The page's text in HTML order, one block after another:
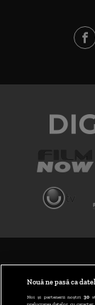
Nouă ne pasă ca
Noi și partenerii noștri 30